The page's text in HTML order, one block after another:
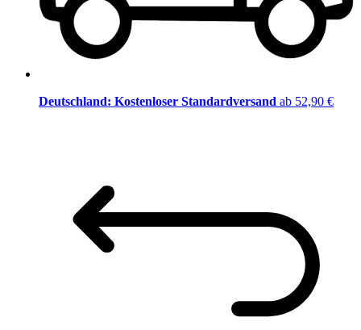
Deutschland: Kostenloser Standardversand ab 52,90 €